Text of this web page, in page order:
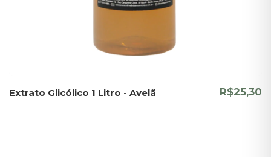
Extrato Glicólico 1 Litro - Avelã R$25,30